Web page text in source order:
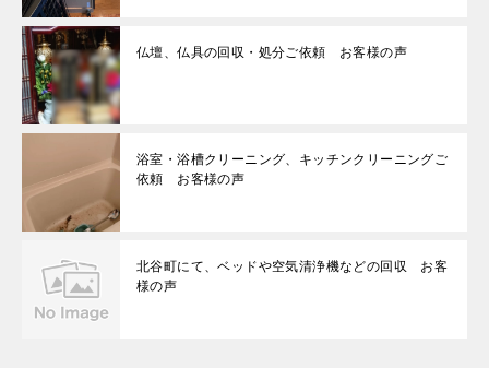
仏壇、仏具の回収・処分ご依頼 お客様の声
浴室・浴槽クリーニング、キッチンクリーニングご
依頼 お客様の声
北谷町にて、ベッドや空気清浄機などの回収 お客
様の声